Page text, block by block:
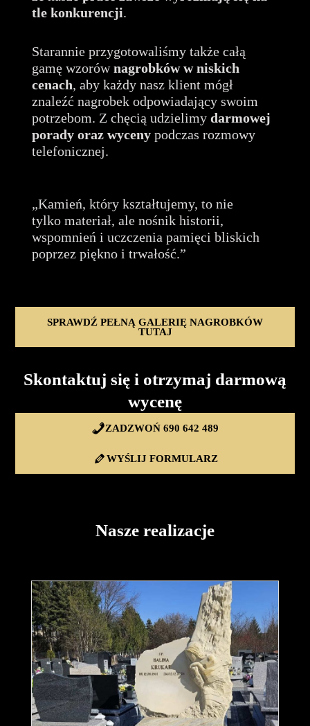
tle konkurencji.
Starannie przygotowaliśmy także całą
gamę wzorównagrobków w niskich
cenach, aby każdy nasz klient mógł
znaleźć nagrobek odpowiadający swoim
potrzebom. Z chęcią udzielimy darmowej
porady oraz wycenypodczas rozmowy
telefonicznej.
„Kamień, który kształtujemy, to nie
tylko materiał, ale nośnik historii,
wspomnień i uczczenia pamięci bliskich
poprzez piękno i trwałość.”
SPRAWDŹ PEŁNĄ GALERIĘ NAGROBKÓW
TUTAJ
Skontaktuj się i otrzymaj darmową
wycenę
ZADZWOŃ 690 642 489
WYŚLIJ FORMULARZ
Nasze realizacje